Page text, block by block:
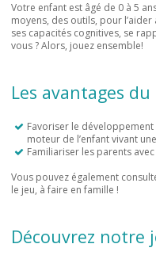
Votre enfant est âgé de 0 à 5
moyens, des outils, pour
ses capacités cognitives, se
vous ? Alors, jouez ensemble!
Les avantages
Favoriser le
moteur de l’enfant vivant
Familiariser les parents
Vous pouvez également
le jeu, à faire en famille !
Découvrez notre